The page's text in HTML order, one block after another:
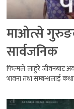
माओत्से
सार्वजनिक
फिल्मले लाहुरे जीवनबाट
भावना तथा सम्बन्धलाई